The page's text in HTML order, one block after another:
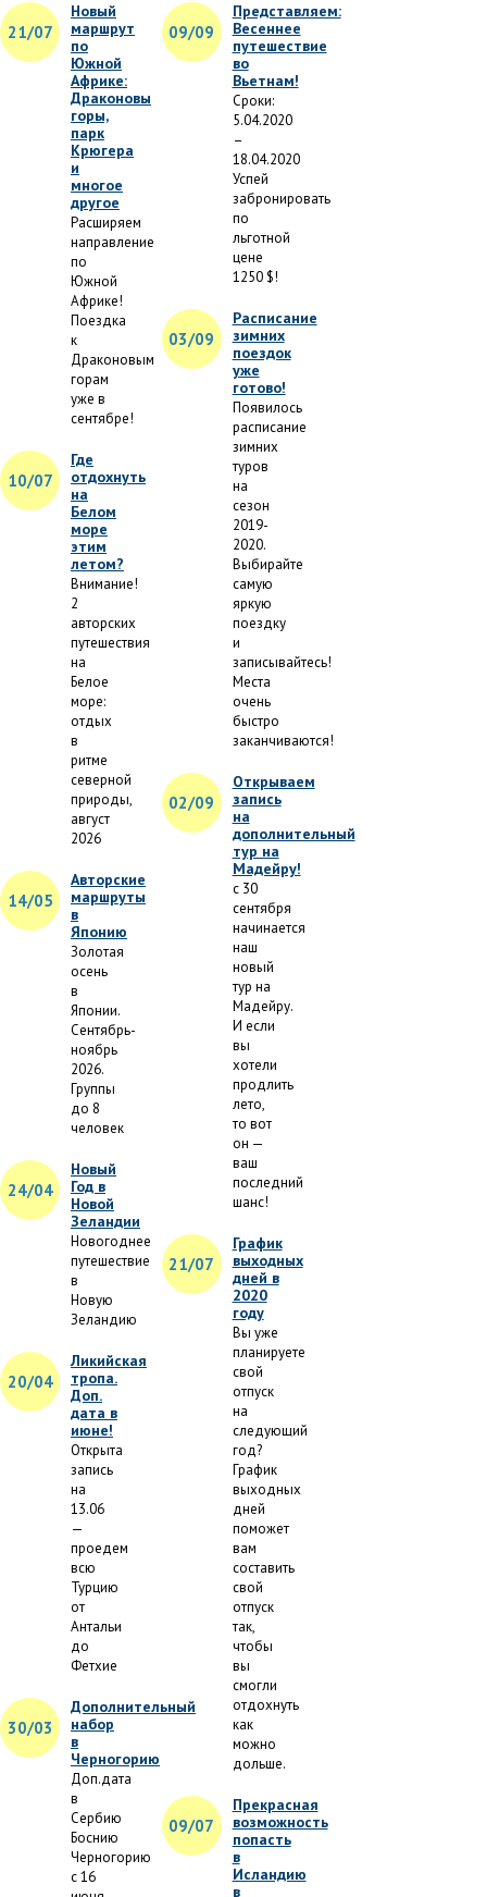
21/07
Новый
маршрут
по
Южной
Африке:
Драконовы
горы,
парк
Крюгера
и
многое
другое
Расширяем
направление
по
Южной
Африке!
Поездка
к
Драконовым
горам
уже в
сентябре!
10/07
Где
отдохнуть
на
Белом
море
этим
летом?
Внимание!
2
авторских
путешествия
на
Белое
море:
отдых
в
ритме
северной
природы,
август
2026
14/05
Авторские
маршруты
в
Японию
Золотая
осень
в
Японии.
Сентябрь-
ноябрь
2026.
Группы
до 8
человек
24/04
Новый
Год в
Новой
Зеландии
Новогоднее
путешествие
в
Новую
Зеландию
20/04
Ликийская
тропа.
Доп.
дата в
июне!
Открыта
запись
на
13.06
—
проедем
всю
Турцию
от
Антальи
до
Фетхие
30/03
Дополнительный
набор
в
Черногорию
Доп.дата
в
Сербию
Боснию
Черногорию
с 16
09/09
Представляем:
Весеннее
путешествие
во
Вьетнам!
Сроки:
5.04.2020
–
18.04.2020
Успей
забронировать
по
льготной
цене
1250 $!
03/09
Расписание
зимних
поездок
уже
готово!
Появилось
расписание
зимних
туров
на
сезон
2019-
2020.
Выбирайте
самую
яркую
поездку
и
записывайтесь!
Места
очень
быстро
заканчиваются!
02/09
Открываем
запись
на
дополнительный
тур на
Мадейру!
с 30
сентября
начинается
наш
новый
тур на
Мадейру.
И если
вы
хотели
продлить
лето,
то вот
он —
ваш
последний
шанс!
21/07
График
выходных
дней в
2020
году
Вы уже
планируете
свой
отпуск
на
следующий
год?
График
выходных
дней
поможет
вам
составить
свой
отпуск
так,
чтобы
вы
смогли
отдохнуть
как
можно
дольше.
09/07
Прекрасная
возможность
попасть
в
Исландию
в